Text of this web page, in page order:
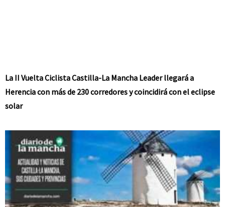
La II Vuelta Ciclista Castilla-La Mancha Leader llegará a
Herencia con más de 230 corredores y coincidirá con el eclipse
solar